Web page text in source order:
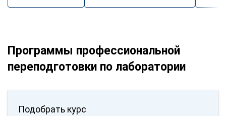
Программы профессиональной
переподготовки по лаборатории
Подобрать курс